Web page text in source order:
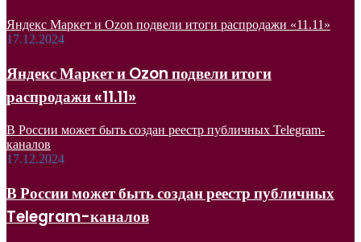
Яндекс Маркет и Ozon подвели итоги распродажи «11.11»
17.12.2024
Яндекс Маркет и Ozon подвели итоги
распродажи «11.11»
В России может быть создан реестр публичных Telegram-
каналов
17.12.2024
В России может быть создан реестр публичных
Telegram-каналов